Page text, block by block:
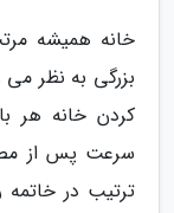
خانه همیشه
بزرگی به نظر
کردن خانه هر
سرعت پس از
ترتیب در